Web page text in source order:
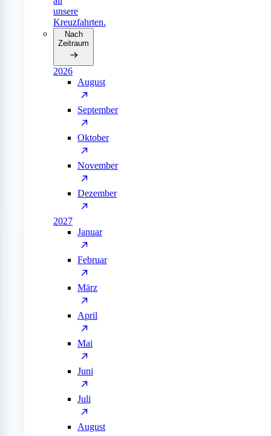
unsere
Kreuzfahrten.
Nach
Zeitraum
2026
August
September
Oktober
November
Dezember
2027
Januar
Februar
März
April
Mai
Juni
Juli
August